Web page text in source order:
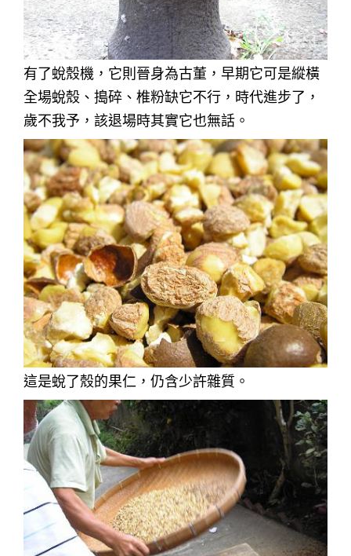
有了蛻殼機，它則晉身為古董，早期它可是縱橫
全場蛻殼、搗碎、椎粉缺它不行，時代進步了，
歲不我予，該退場時其實它也無話。
這是蛻了殼的果仁，仍含少許雜質。